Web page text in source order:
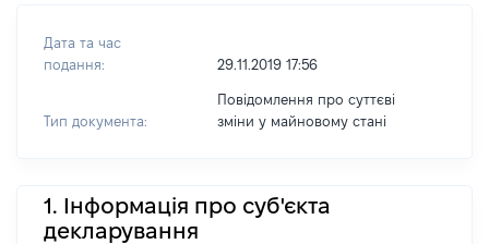
Дата та час
подання:
29.11.2019 17:56
Тип документа:
Повідомлення про суттєві
зміни y майновому стані
1. Інформація про суб'єкта
декларування